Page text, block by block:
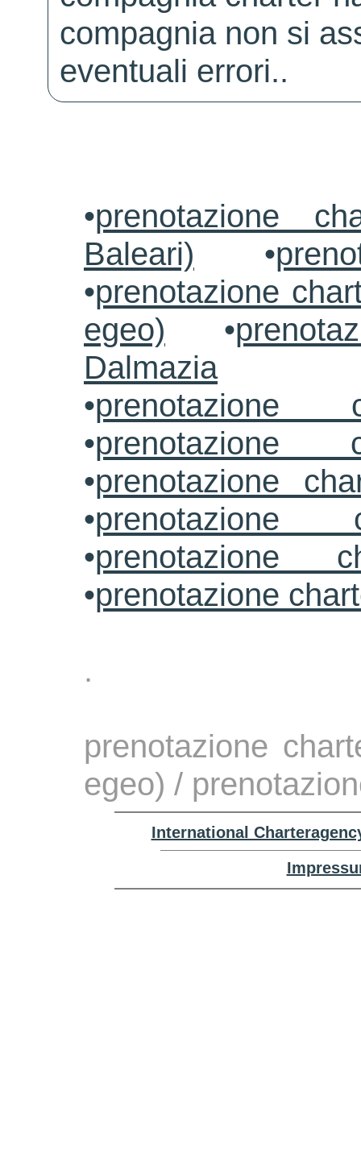
compagnia non si
eventuali errori..
•prenotazione
Baleari) •
•prenotazione
egeo) •
Dalmazia
•prenotazione
•prenotazione
•prenotazione
•prenotazione
•prenotazione
•prenotazione
.
prenotazione
egeo) /
International